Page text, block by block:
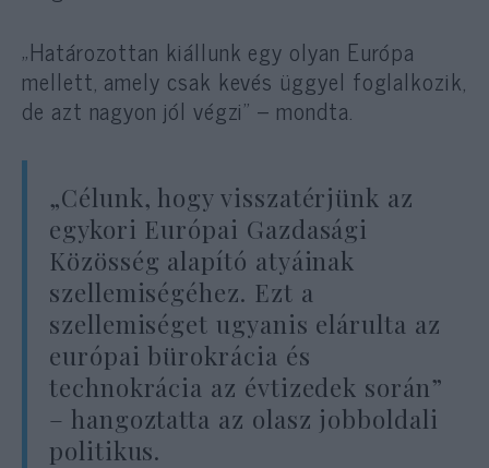
„Határozottan kiállunk egy olyan Európa
mellett, amely csak kevés üggyel foglalkozik,
de azt nagyon jól végzi” – mondta.
„Célunk, hogy visszatérjünk az
egykori Európai Gazdasági
Közösség alapító atyáinak
szellemiségéhez. Ezt a
szellemiséget ugyanis elárulta az
európai bürokrácia és
technokrácia az évtizedek során”
– hangoztatta az olasz jobboldali
politikus.